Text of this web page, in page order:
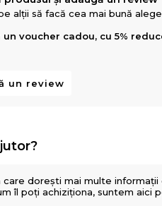
alții să facă cea mai bună
voucher cadou, cu 5%
un review
care dorești mai multe
îl poți achiziționa, suntem aici